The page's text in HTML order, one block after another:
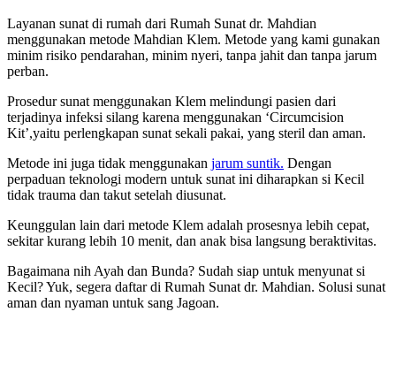
Layanan sunat di rumah dari Rumah Sunat dr. Mahdian
menggunakan metode Mahdian Klem. Metode yang kami gunakan
minim risiko pendarahan, minim nyeri, tanpa jahit dan tanpa jarum
perban.
Prosedur sunat menggunakan Klem melindungi pasien dari
terjadinya infeksi silang karena menggunakan ‘Circumcision
Kit’,yaitu perlengkapan sunat sekali pakai, yang steril dan aman.
Metode ini juga tidak menggunakan jarum suntik. Dengan
perpaduan teknologi modern untuk sunat ini diharapkan si Kecil
tidak trauma dan takut setelah diusunat.
Keunggulan lain dari metode Klem adalah prosesnya lebih cepat,
sekitar kurang lebih 10 menit, dan anak bisa langsung beraktivitas.
Bagaimana nih Ayah dan Bunda? Sudah siap untuk menyunat si
Kecil? Yuk, segera daftar di Rumah Sunat dr. Mahdian. Solusi sunat
aman dan nyaman untuk sang Jagoan.